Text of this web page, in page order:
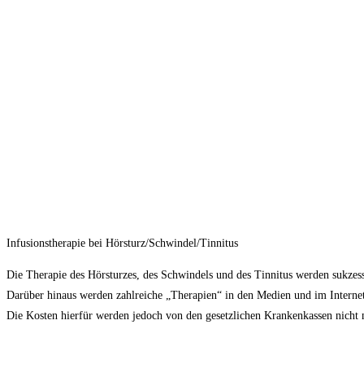
Infusionstherapie bei Hörsturz/Schwindel/Tinnitus
Die Therapie des Hörsturzes, des Schwindels und des Tinnitus werden
Darüber hinaus werden zahlreiche „Therapien“ in den Medien und im
Die Kosten hierfür werden jedoch von den gesetzlichen Krankenkassen nicht